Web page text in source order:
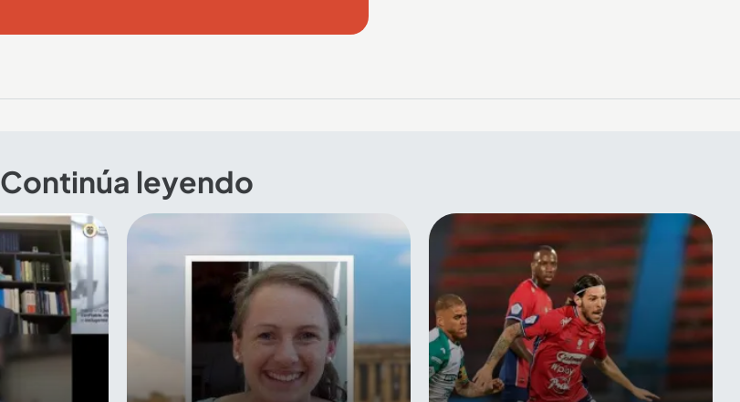
Continúa leyendo